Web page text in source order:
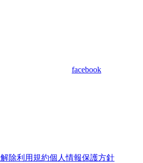
facebook
除利用規約個人情報保護方針